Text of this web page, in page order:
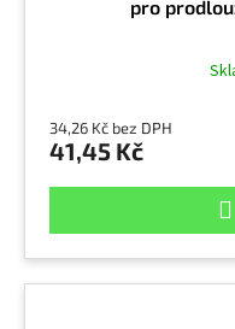
pro
34,26 Kč bez DPH
41,45 Kč